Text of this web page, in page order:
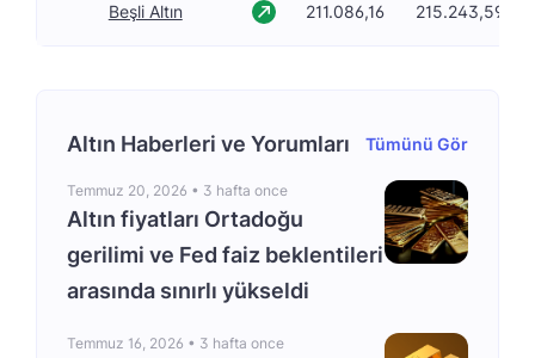
Beşli Altın 211.086,16 215.243,59
Altın Haberleri ve Yorumları Tümünü Gör
Temmuz 20, 2026 • 3 hafta once
Altın fiyatları Ortadoğu
gerilimi ve Fed faiz beklentileri
arasında sınırlı yükseldi
Temmuz 16, 2026 • 3 hafta once